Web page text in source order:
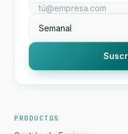
PRODUCTOS